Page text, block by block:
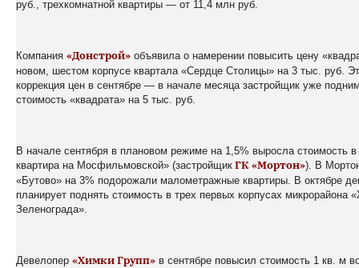
руб., трехкомнатной квартиры — от 11,4 млн руб.
Компания «Донстрой» объявила о намерении повысить цену
новом, шестом корпусе квартала «Сердце Столицы» на 3 тыс. руб.
коррекция цен в сентябре — в начале месяца застройщик уже
стоимость «квадрата» на 5 тыс. руб.
В начале сентября в плановом режиме на 1,5% выросла стоимость
квартира на Мосфильмовской» (застройщик ГК «Мортон»). В
«Бутово» на 3% подорожали малометражные квартиры. В октябре
планирует поднять стоимость в трех первых корпусах микрорайона
Зеленограда».
Девелопер «Химки Групп» в сентябре повысил стоимость 1 кв. м